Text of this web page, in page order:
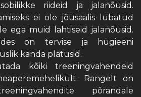
riideid ja jalanõusid.
ei ole jõusaalis lubatud
ega muid lahtiseid jalanõusid.
on tervise ja hügieeni
kanda plätusid.
kõiki treeningvahendeid
Rangelt on
põrandale